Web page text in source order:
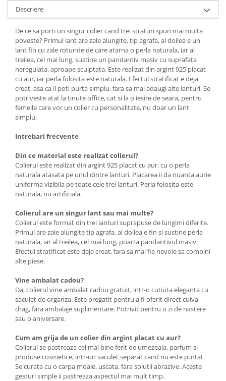
Descriere
De ce sa porti un singur colier cand trei straturi spun mai multa
poveste? Primul lant are zale alungite, tip agrafa, al doilea e un
lant fin cu zale rotunde de care atarna o perla naturala, iar al
treilea, cel mai lung, sustine un pandantiv masiv cu suprafata
neregulata, aproape sculptata. Este realizat din argint 925 placat
cu aur, iar perla folosita este naturala. Efectul stratificat e deja
creat, asa ca il poti purta simplu, fara sa mai adaugi alte lanturi. Se
potriveste atat la tinute office, cat si la o iesire de seara, pentru
femeile care vor un colier cu personalitate, nu doar un lant
simplu.
Intrebari frecvente
Din ce material este realizat colierul?
Colierul este realizat din argint 925 placat cu aur, cu o perla
naturala atasata pe unul dintre lanturi. Placarea ii da nuanta aurie
uniforma vizibila pe toate cele trei lanturi. Perla folosita este
naturala, nu artificiala.
Colierul are un singur lant sau mai multe?
Colierul este format din trei lanturi suprapuse de lungimi diferite.
Primul are zale alungite tip agrafa, al doilea e fin si sustine perla
naturala, iar al treilea, cel mai lung, poarta pandantivul masiv.
Efectul stratificat este deja creat, fara sa mai fie nevoie sa combini
alte piese.
Vine ambalat cadou?
Da, colierul vine ambalat cadou gratuit, intr-o cutiuta eleganta cu
saculet de organza. Este pregatit pentru a fi oferit direct cuiva
drag, fara ambalaje suplimentare. Potrivit pentru o zi de nastere
sau o aniversare.
Cum am grija de un colier din argint placat cu aur?
Colierul se pastreaza cel mai bine ferit de umezeala, parfum si
produse cosmetice, intr-un saculet separat cand nu este purtat.
Se curata cu o carpa moale, uscata, fara solutii abrazive. Aceste
gesturi simple ii pastreaza aspectul mai mult timp.